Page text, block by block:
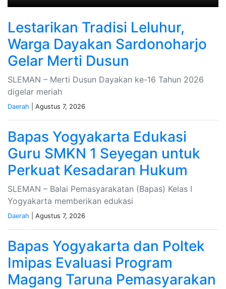
Lestarikan Tradisi Leluhur,
Warga Dayakan Sardonoharjo
Gelar Merti Dusun
SLEMAN – Merti Dusun Dayakan ke-16 Tahun 2026
digelar meriah
Daerah | Agustus 7, 2026
Bapas Yogyakarta Edukasi
Guru SMKN 1 Seyegan untuk
Perkuat Kesadaran Hukum
SLEMAN – Balai Pemasyarakatan (Bapas) Kelas I
Yogyakarta memberikan edukasi
Daerah | Agustus 7, 2026
Bapas Yogyakarta dan Poltek
Imipas Evaluasi Program
Magang Taruna Pemasyarakan